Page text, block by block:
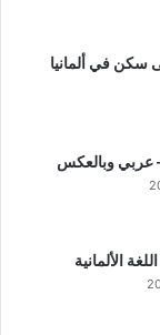
سكن في ألمانيا
عربي وبالعكس
الألمانية